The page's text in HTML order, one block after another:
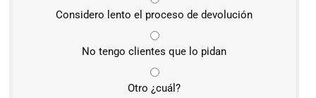
Considero lento el proceso de devolución
No tengo clientes que lo pidan
Otro ¿cuál?